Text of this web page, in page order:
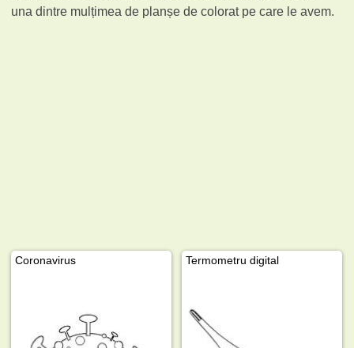
una dintre mulțimea de planșe de colorat pe care le avem.
Coronavirus Termometru digital